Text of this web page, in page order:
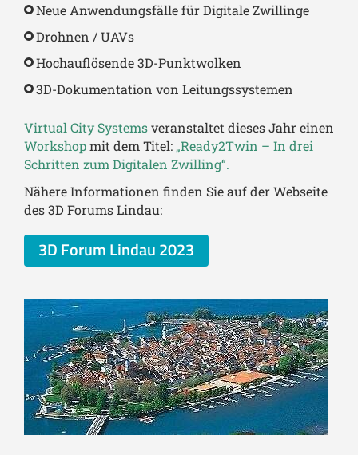
Neue Anwendungsfälle für Digitale Zwillinge
Drohnen / UAVs
Hochauflösende 3D-Punktwolken
3D-Dokumentation von Leitungssystemen
Virtual City Systemsveranstaltet dieses Jahr einen
Workshopmit dem Titel: „Ready2Twin – In drei
Schritten zum Digitalen Zwilling“.
Nähere Informationen finden Sie auf der Webseite
des 3D Forums Lindau:
3D Forum Lindau 2023